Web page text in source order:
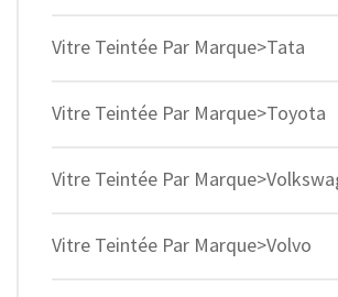
Vitre Teintée Par Marque>Tata
Vitre Teintée Par Marque>Toyota
Vitre Teintée Par
Vitre Teintée Par Marque>Volvo